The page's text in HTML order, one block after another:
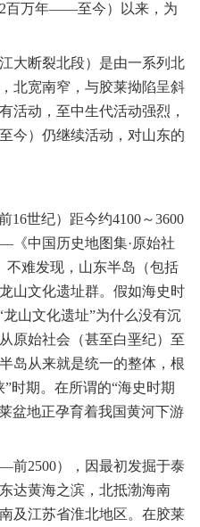
2百万年——至今）以来，为
大断裂北段）是由一系列北
北宽南窄，与胶莱拗陷呈斜
活动，至中生代活动强烈，
今）仍继续活动，对山东的
16世纪）距今约4100～3600
《中国历史地图集·原始社
不难发现，山东半岛（包括
龙山文化遗址群。假如海史时
山文化遗址”为什么没有沉
原始社会（甚至白垩纪）至
岛从来就是统一的整体，根
时期。在所谓的“海史时期
盆地正孕育着我国黄河下游
—前2500），因最初发掘于泰
达黄海之滨，北抵渤海南
及江苏省淮北地区。在胶莱